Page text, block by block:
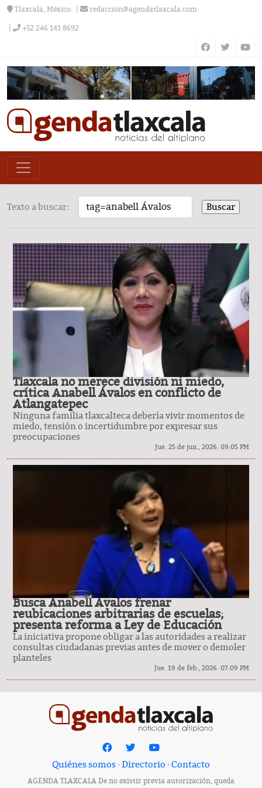
Tlaxcala, México. redaccion@agendatlaxcala.com
+52 246 141 8692
Texto a buscar:
Tlaxcala no merece división ni miedo,
crítica Anabell Ávalos en conflicto de
Atlangatepec
Ninguna familia tlaxcalteca debería vivir momentos de
miedo, tensión o incertidumbre por expresar sus
preocupaciones
Jue. 25 de jun., 2026. 09:05 PM
Busca Anabell Ávalos frenar
reubicaciones arbitrarias de escuelas;
presenta reforma a Ley de Educación
La iniciativa propone obligar a las autoridades a realizar
consultas ciudadanas previas antes de mover o demoler
planteles
Jue. 19 de feb., 2026. 07:09 PM
Quiénes somos · Directorio · Contacto
AGENDA TLAXCALA De no existir previa autorización, queda